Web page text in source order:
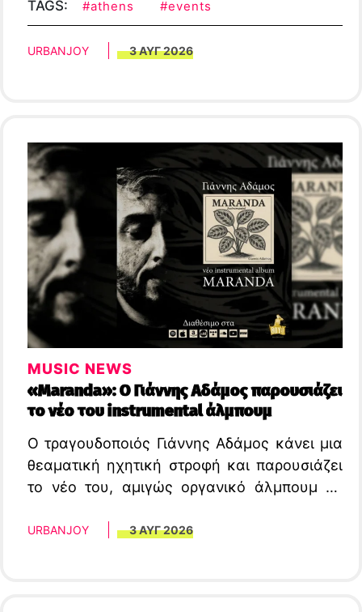
TAGS: #athens #events
URBANJOY 3 ΑΥΓ 2026
MUSIC NEWS
«Maranda»: Ο Γιάννης Αδάμος παρουσιάζει
το νέο του instrumental άλμπουμ
Ο τραγουδοποιός Γιάννης Αδάμος κάνει μια
θεαματική ηχητική στροφή και παρουσιάζει
το νέο του, αμιγώς οργανικό άλμπουμ με
URBANJOY 3 ΑΥΓ 2026